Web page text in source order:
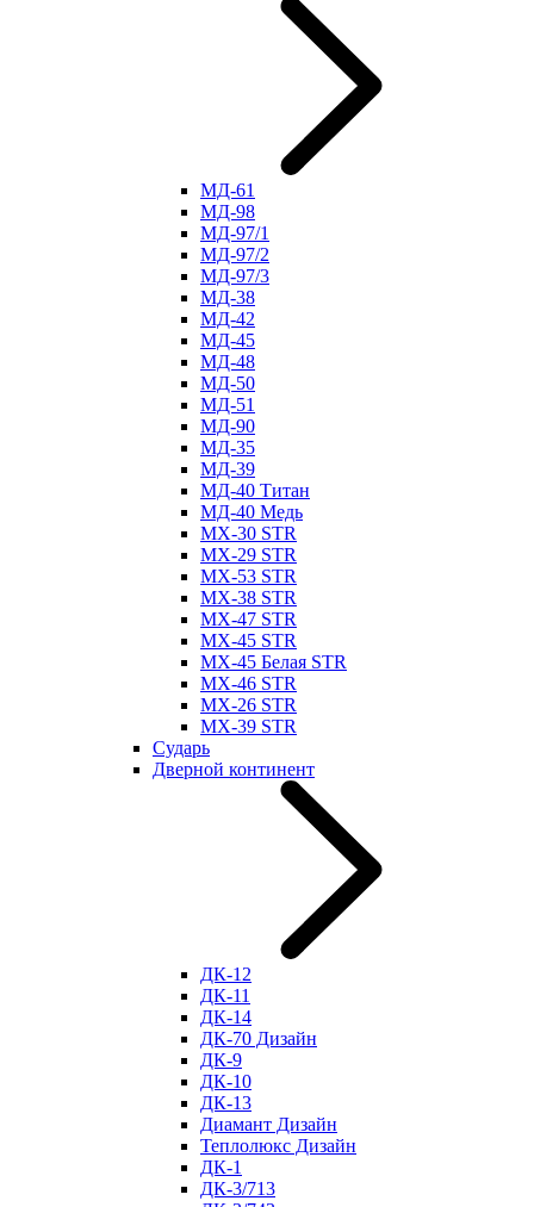
МД-61
МД-98
МД-97/1
МД-97/2
МД-97/3
МД-38
МД-42
МД-45
МД-48
МД-50
МД-51
МД-90
МД-35
МД-39
МД-40 Титан
МД-40 Медь
МХ-30 STR
МХ-29 STR
МХ-53 STR
МХ-38 STR
МХ-47 STR
МХ-45 STR
МХ-45 Белая STR
МХ-46 STR
МХ-26 STR
МХ-39 STR
Сударь
Дверной континент
ДК-12
ДК-11
ДК-14
ДК-70 Дизайн
ДК-9
ДК-10
ДК-13
Диамант Дизайн
Теплолюкс Дизайн
ДК-1
ДК-3/713